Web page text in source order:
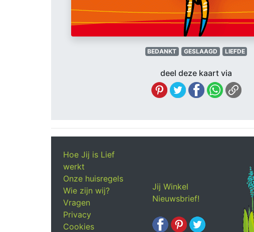
BEDANKT GESLAAGD LIEFDE
deel deze kaart via
Hoe Jij is Lief
werkt
Onze huisregels
Wie zijn wij?
Vragen
Privacy
Cookies
Jij Winkel
Nieuwsbrief!